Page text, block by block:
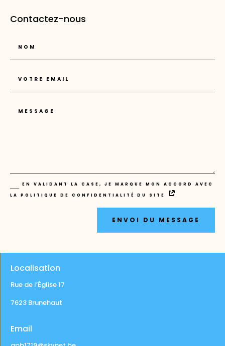
Contactez-nous
EN VALIDANT LA CASE, JE MARQUE MON ACCORD AVEC
LA POLITIQUE DE CONFIDENTIALITÉ DU SITE
ENVOI DU MESSAGE
Localisation
Rue de l’Église 17
7623 Brunehaut
Email